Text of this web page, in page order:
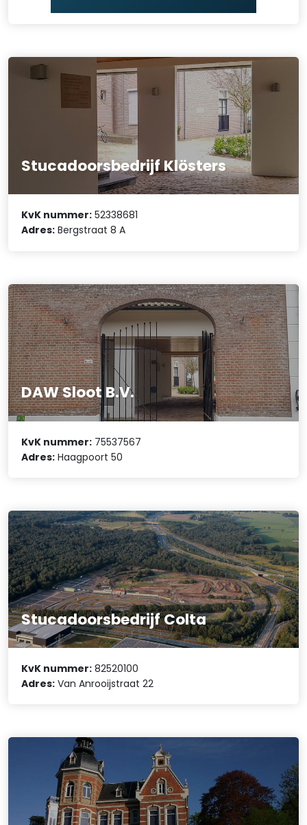
Stucadoorsbedrijf Klösters
KvK nummer: 52338681
Adres: Bergstraat 8 A
DAW Sloot B.V.
KvK nummer: 75537567
Adres: Haagpoort 50
Stucadoorsbedrijf Colta
KvK nummer: 82520100
Adres: Van Anrooijstraat 22